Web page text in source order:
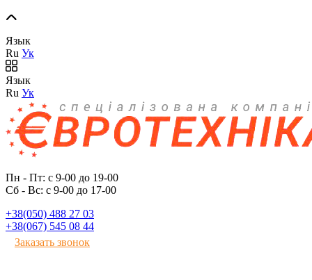
Язык
Ru Ук
Язык
Ru Ук
Пн - Пт: с 9-00 до 19-00
Сб - Вс: с 9-00 до 17-00
+38(050) 488 27 03
+38(067) 545 08 44
Заказать звонок